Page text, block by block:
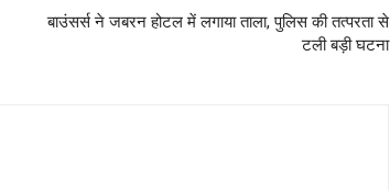
बाउंसर्स ने जबरन होटल में लगाया ताला, पुलिस की तत्परता से
टली बड़ी घटना